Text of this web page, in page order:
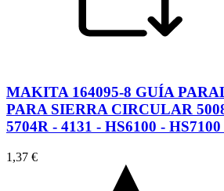
MAKITA 164095-8 GUÍA
PARA SIERRA CIRCULAR
5704R - 4131 - HS6100 -
1,37 €